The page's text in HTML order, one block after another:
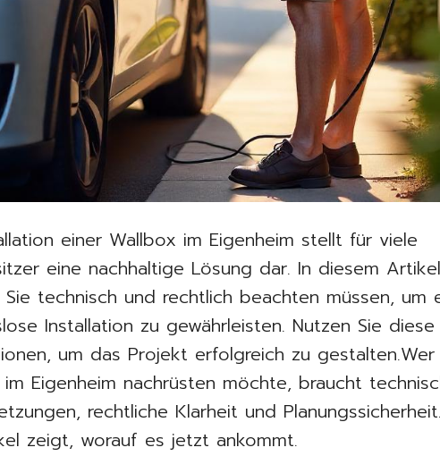
einer Wallbox im Eigenheim stellt für viele
eine nachhaltige Lösung dar. In diesem
Sie technisch und rechtlich beachten müssen, um
Installation zu gewährleisten. Nutzen Sie diese
um das Projekt erfolgreich zu gestalten.Wer
Eigenheim nachrüsten möchte, braucht
rechtliche Klarheit und
zeigt, worauf es jetzt ankommt.